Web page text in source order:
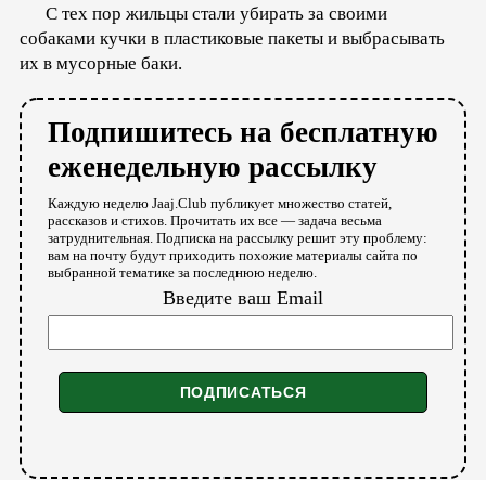
С тех пор жильцы стали убирать за своими
собаками кучки в пластиковые пакеты и выбрасывать
их в мусорные баки.
Подпишитесь на бесплатную
еженедельную рассылку
Каждую неделю Jaaj.Club публикует множество статей,
рассказов и стихов. Прочитать их все — задача весьма
затруднительная. Подписка на рассылку решит эту проблему:
вам на почту будут приходить похожие материалы сайта по
выбранной тематике за последнюю неделю.
Введите ваш Email